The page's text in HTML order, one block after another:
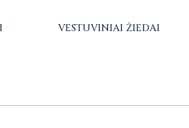
VESTUVINIAI ŽIEDAI